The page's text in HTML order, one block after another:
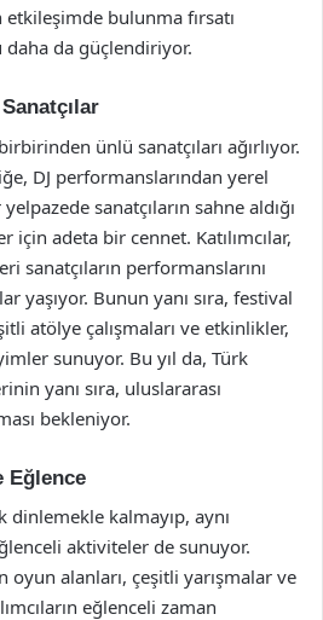
bulunma fırsatı
da güçlendiriyor.
ünlü sanatçıları ağırlıyor.
DJ performanslarından yerel
sanatçıların sahne aldığı
için adeta bir cennet. Katılımcılar,
sanatçıların performanslarını
yaşıyor. Bunun yanı sıra, festival
atölye çalışmaları ve etkinlikler,
sunuyor. Bu yıl da, Türk
yanı sıra, uluslararası
bekleniyor.
Eğlence
dinlemekle kalmayıp, aynı
aktiviteler de sunuyor.
oyun alanları, çeşitli yarışmalar ve
eğlenceli zaman